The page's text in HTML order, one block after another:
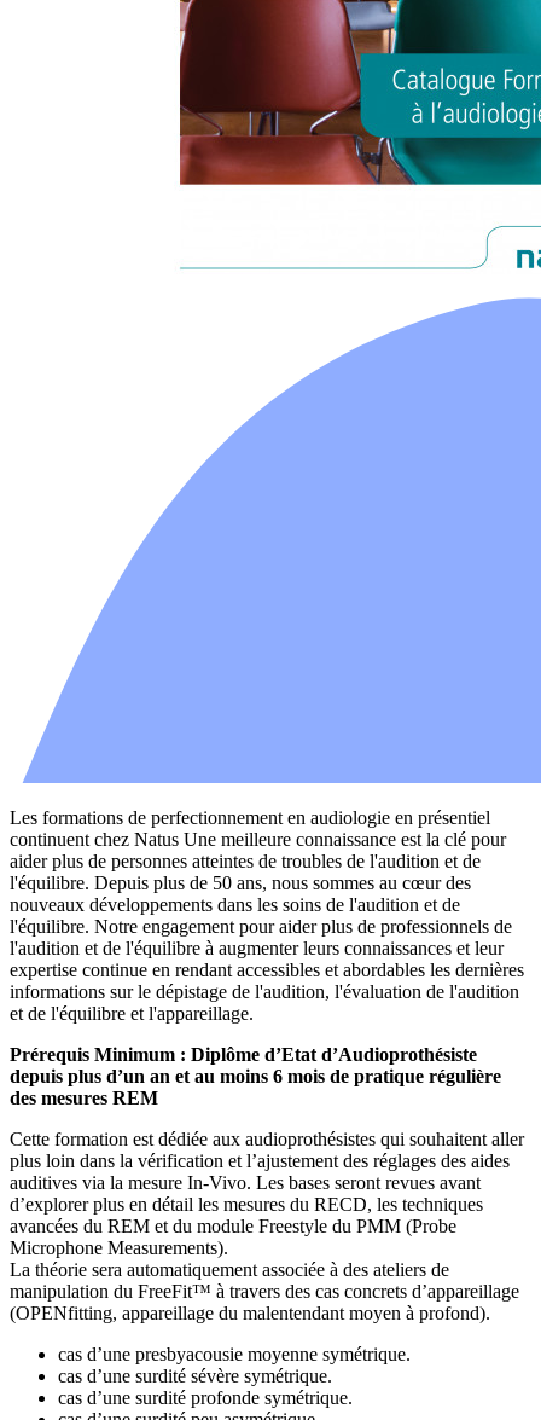
Les formations de perfectionnement en audiologie en présentiel
continuent chez Natus Une meilleure connaissance est la clé pour
aider plus de personnes atteintes de troubles de l'audition et de
l'équilibre. Depuis plus de 50 ans, nous sommes au cœur des
nouveaux développements dans les soins de l'audition et de
l'équilibre. Notre engagement pour aider plus de professionnels de
l'audition et de l'équilibre à augmenter leurs connaissances et leur
expertise continue en rendant accessibles et abordables les dernières
informations sur le dépistage de l'audition, l'évaluation de l'audition
et de l'équilibre et l'appareillage.
Prérequis Minimum : Diplôme d’Etat d’Audioprothésiste
depuis plus d’un an et au moins 6 mois de pratique régulière
des mesures REM
Cette formation est dédiée aux audioprothésistes qui souhaitent aller
plus loin dans la vérification et l’ajustement des réglages des aides
auditives via la mesure In-Vivo. Les bases seront revues avant
d’explorer plus en détail les mesures du RECD, les techniques
avancées du REM et du module Freestyle du PMM (Probe
Microphone Measurements).
La théorie sera automatiquement associée à des ateliers de
manipulation du FreeFit™ à travers des cas concrets d’appareillage
(OPENfitting, appareillage du malentendant moyen à profond).
cas d’une presbyacousie moyenne symétrique.
cas d’une surdité sévère symétrique.
cas d’une surdité profonde symétrique.